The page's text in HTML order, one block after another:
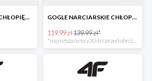
KASK NARCIARSKI CHŁOPIĘCY -35% GOGLE NARCIARSKIE CHŁOPIĘCE -14%
119.99 zł139.99 zł*